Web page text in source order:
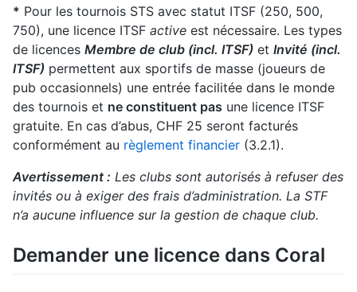
* Pour les tournois STS avec statut ITSF (250, 500,
750), une licence ITSF active est nécessaire. Les types
de licences Membre de club (incl. ITSF) et Invité (incl.
ITSF) permettent aux sportifs de masse (joueurs de
pub occasionnels) une entrée facilitée dans le monde
des tournois et ne constituent pas une licence ITSF
gratuite. En cas d’abus, CHF 25 seront facturés
conformément au règlement financier (3.2.1).
Avertissement : Les clubs sont autorisés à refuser des
invités ou à exiger des frais d’administration. La STF
n’a aucune influence sur la gestion de chaque club.
Demander une licence dans Coral